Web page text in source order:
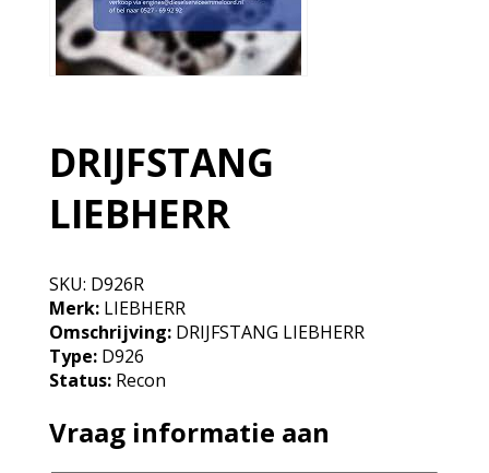
DRIJFSTANG
LIEBHERR
SKU: D926R
Merk:LIEBHERR
Omschrijving:DRIJFSTANG LIEBHERR
Type:D926
Status:Recon
Vraag informatie aan